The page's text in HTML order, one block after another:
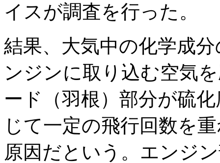
イスが調査を行った。
結果、大気中の化学成
ンジンに取り込む空気
ード（羽根）部分が硫
じて一定の飛行回数を
原因だという。エンジ